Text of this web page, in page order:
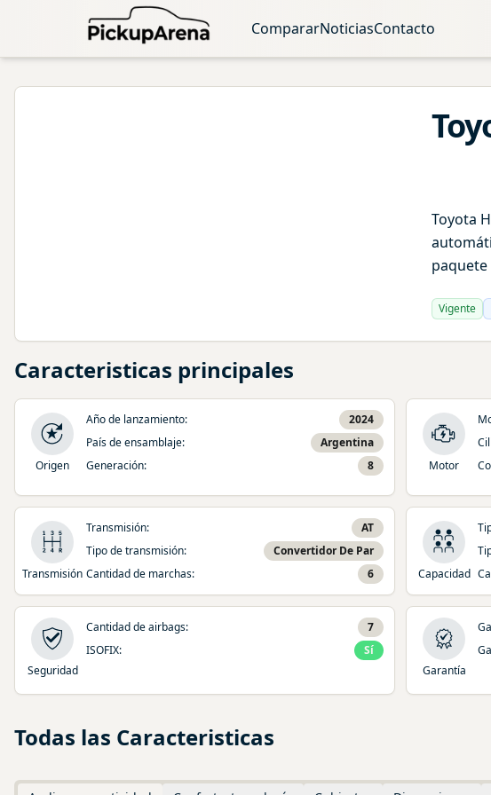
CompararNoticiasContacto
Toyota
paquete
Vigente
Caracteristicas principales
Origen
Año de lanzamiento:
2024
País de ensamblaje:
Argentina
Generación: 8 Motor
Transmisión
Transmisión:
AT
Tipo de transmisión:
Convertidor De Par
Cantidad de marchas: 6 Capacidad
Seguridad
Cantidad de airbags:
7
ISOFIX:
Sí
Garantía
Todas las Caracteristicas